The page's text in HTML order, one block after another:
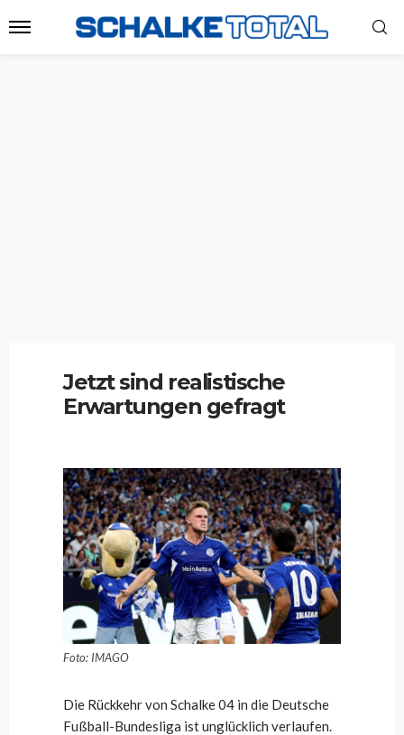
Jetzt sind realistische
Erwartungen gefragt
Foto: IMAGO
Die Rückkehr von Schalke 04 in die Deutsche
Fußball-Bundesliga ist unglücklich verlaufen.